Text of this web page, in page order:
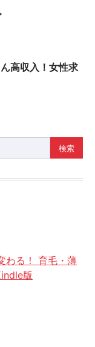
高収入！女性求
わる！ 育毛・薄
版